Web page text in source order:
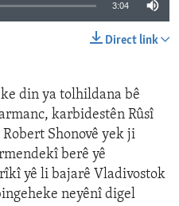
3:04
Direct link
din ya tolhildana bê
karbidestên Rûsî
Shonovê yek ji
berê yê
yê li bajarê Vladivostok
neyênî digel